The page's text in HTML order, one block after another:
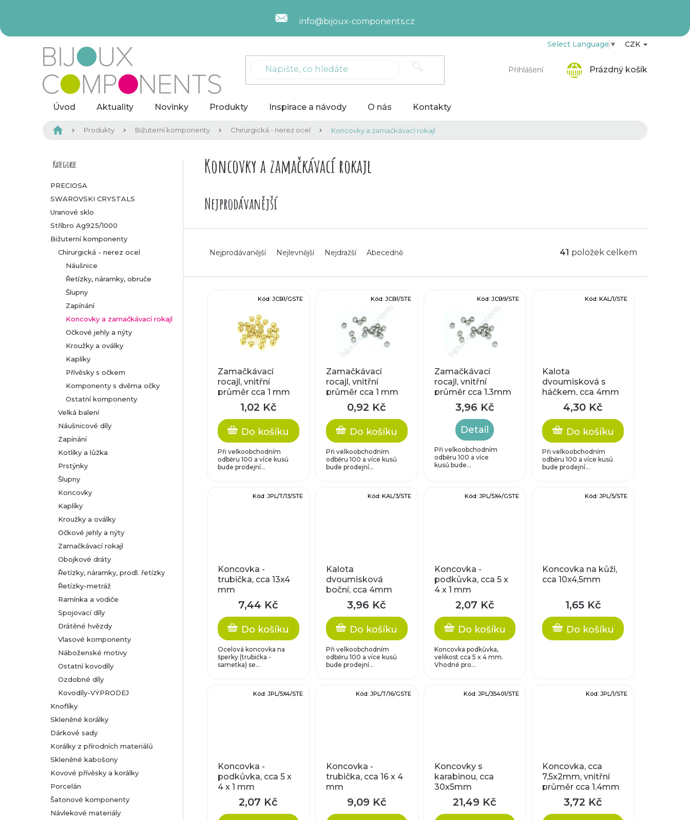
info@bijoux-components.cz
Přihlášení
Select Language ▼ CZK
Prázdný košík
Úvod Aktuality Novinky Produkty Inspirace a návody O nás Kontakty
Domů Produkty Bižuterní komponenty Chirurgická - nerez ocel Koncovky a zamačkávací rokajl
P
o
s
t
n
Přeskočit
Kategorie
PRECIOSA
SWAROVSKI CRYSTALS
Uranové sklo
Stříbro Ag925/1000
Bižuterní komponenty
Chirurgická - nerez ocel
Náušnice
Řetízky, náramky, obruče
Šlupny
Zapínání
Koncovky a zamačkávací rokajl
Očkové jehly a nýty
Kroužky a oválky
Kaplíky
Přívěsky s očkem
Komponenty s dvěma očky
Ostatní komponenty
Velká balení
Náušnicové díly
Zapínání
Kotlíky a lůžka
Prstýnky
Šlupny
Koncovky
Kaplíky
Kroužky a oválky
Očkové jehly a nýty
Zamačkávací rokajl
Obojkové dráty
Řetízky, náramky, prodl. řetízky
Řetízky-metráž
Ramínka a vodiče
Spojovací díly
Drátěné hvězdy
Vlasové komponenty
Náboženské motivy
Ostatní kovodíly
Ozdobné díly
Kovodíly-VÝPRODEJ
Knoflíky
Skleněné korálky
Dárkové sady
Korálky z přírodních materiálů
Skleněné kabošony
Kovové přívěsky a korálky
Porcelán
Šatonové komponenty
Návlekové materiály
Koncovky a zamačkávací rokajl
Nejprodávanější
Nejprodávanější Nejlevnější Nejdražší Abecedně 41 položek celkem
Zamačkávací
rocajl, vnitřní
průměr cca 1 mm
1,02 Kč
Do košíku
Při velkoobchodním
odběru 100 a více kusů
bude prodejní...
Kód: JCB1/GSTE
Zamačkávací
rocajl, vnitřní
průměr cca 1 mm
0,92 Kč
Do košíku
Při velkoobchodním
odběru 100 a více kusů
bude prodejní...
Kód: JCB1/STE
Zamačkávací
rocajl, vnitřní
průměr cca 1,3mm
3,96 Kč
Detail
Při velkoobchodním
odběru 100 a více
kusů bude...
Kód:JCB9/STE
Kalota
dvoumisková s
háčkem, cca 4mm
4,30 Kč
Do košíku
Při velkoobchodním
odběru 100 a více kusů
bude prodejní...
Kód: KAL/1/STE
Koncovka -
trubička, cca 13x4
mm
7,44 Kč
Do košíku
Ocelová koncovka na
šperky (trubička -
sametka) se...
Kód: JPL/T/13/STE
Kalota
dvoumisková
boční, cca 4mm
3,96 Kč
Do košíku
Při velkoobchodním
odběru 100 a více kusů
bude prodejní...
Kód: KAL/3/STE
Koncovka -
podkůvka, cca 5 x
4 x 1 mm
2,07 Kč
Do košíku
Koncovka podkůvka,
velikost cca 5 x 4 mm.
Vhodné pro...
Kód:JPL/5X4/GSTE
Koncovka na kůži,
cca 10x4,5mm
1,65 Kč
Do košíku
Kód: JPL/5/STE
Koncovka -
podkůvka, cca 5 x
4 x 1 mm
2,07 Kč
Kód: JPL/5X4/STE
Koncovka -
trubička, cca 16 x 4
mm
9,09 Kč
Kód: JPL/T/16/GSTE
Koncovky s
karabinou, cca
30x5mm
21,49 Kč
Kód:JPL/35401/STE
Koncovka, cca
7,5x2mm, vnitřní
průměr cca 1,4mm
3,72 Kč
Kód: JPL/1/STE